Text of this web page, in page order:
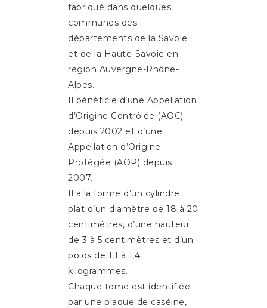
fabriqué dans quelques
communes des
départements de la Savoie
et de la Haute-Savoie en
région Auvergne-Rhône-
Alpes.
Il bénéficie d’une Appellation
d’Origine Contrôlée (AOC)
depuis 2002 et d’une
Appellation d’Origine
Protégée (AOP) depuis
2007.
Il a la forme d’un cylindre
plat d’un diamètre de 18 à 20
centimètres, d’une hauteur
de 3 à 5 centimètres et d’un
poids de 1,1 à 1,4
kilogrammes.
Chaque tome est identifiée
par une plaque de caséine,